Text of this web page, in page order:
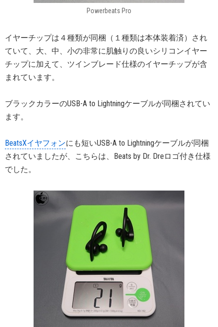
Powerbeats Pro
イヤーチップは４種類が同梱（１種類は本体装着済）され
ていて、大、中、小の非常に肌触りの良いシリコンイヤー
チップに加えて、ツインブレード仕様のイヤーチップが含
まれています。
ブラックカラーのUSB-A to Lightningケーブルが同梱されてい
ます。
BeatsXイヤフォンにも短いUSB-A to Lightningケーブルが同梱
されていましたが、こちらは、Beats by Dr. Dreロゴ付き仕様
でした。